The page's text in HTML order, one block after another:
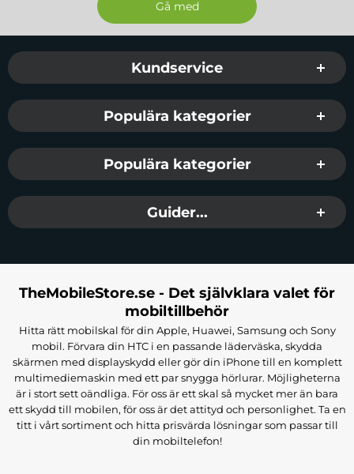
Sidfot Blandad info och länkar
Kundservice
Populära kategorier
Populära kategorier
Guider...
TheMobileStore.se - Det självklara valet för
mobiltillbehör
Hitta rätt mobilskal för din Apple, Huawei, Samsung och Sony
mobil. Förvara din HTC i en passande läderväska, skydda
skärmen med displayskydd eller gör din iPhone till en komplett
multimediemaskin med ett par snygga hörlurar. Möjligheterna
är i stort sett oändliga. För oss är ett skal så mycket mer än bara
ett skydd till mobilen, för oss är det attityd och personlighet. Ta en
titt i vårt sortiment och hitta prisvärda lösningar som passar till
din mobiltelefon!